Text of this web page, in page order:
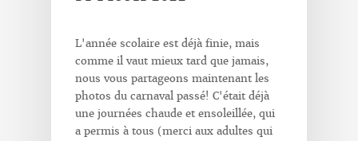
L'année scolaire est déjà finie, mais
comme il vaut mieux tard que jamais,
nous vous partageons maintenant les
photos du carnaval passé! C'était déjà
une journées chaude et ensoleillée, qui
a permis à tous (merci aux adultes qui